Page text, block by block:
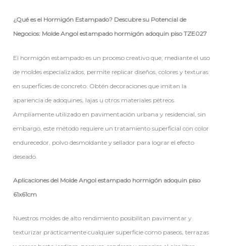
¿Qué es el Hormigón Estampado? Descubre su Potencial de
Negocios: Molde Angol estampado hormigón adoquin piso TZE027
El hormigón estampado es un proceso creativo que, mediante el uso
de moldes especializados, permite replicar diseños, colores y texturas
en superficies de concreto. Obtén decoraciones que imitan la
apariencia de adoquines, lajas u otros materiales pétreos.
Ampliamente utilizado en pavimentación urbana y residencial, sin
embargo, este método requiere un tratamiento superficial con color
endurecedor, polvo desmoldante y sellador para lograr el efecto
deseado.
Aplicaciones del Molde Angol estampado hormigón adoquin piso
61x61cm
Nuestros moldes de alto rendimiento posibilitan pavimentar y
texturizar prácticamente cualquier superficie como paseos, terrazas